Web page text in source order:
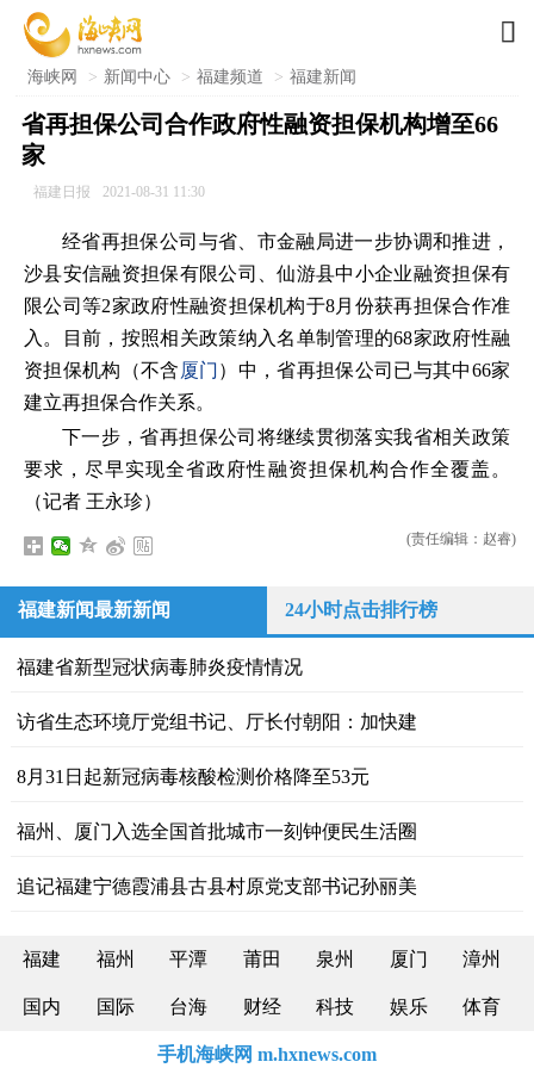

海峡网 > 新闻中心 > 福建频道 > 福建新闻
省再担保公司合作政府性融资担保机构增至66
家
福建日报 2021-08-31 11:30
经省再担保公司与省、市金融局进一步协调和推进，
沙县安信融资担保有限公司、仙游县中小企业融资担保有
限公司等2家政府性融资担保机构于8月份获再担保合作准
入。目前，按照相关政策纳入名单制管理的68家政府性融
资担保机构（不含 厦门 ）中，省再担保公司已与其中66家
建立再担保合作关系。
下一步，省再担保公司将继续贯彻落实我省相关政策
要求，尽早实现全省政府性融资担保机构合作全覆盖。
（记者 王永珍）
(责任编辑：赵睿)
福建新闻最新新闻 24小时点击排行榜
福建省新型冠状病毒肺炎疫情情况
访省生态环境厅党组书记、厅长付朝阳：加快建
8月31日起新冠病毒核酸检测价格降至53元
福州、厦门入选全国首批城市一刻钟便民生活圈
追记福建宁德霞浦县古县村原党支部书记孙丽美
福建 福州 平潭 莆田 泉州 厦门 漳州
国内 国际 台海 财经 科技 娱乐 体育
手机海峡网 m.hxnews.com